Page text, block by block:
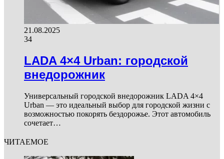
21.08.2025
34
LADA 4×4 Urban: городской
внедорожник
Универсальный городской внедорожник LADA 4×4
Urban — это идеальный выбор для городской жизни с
возможностью покорять бездорожье. Этот автомобиль
сочетает…
ЧИТАЕМОЕ